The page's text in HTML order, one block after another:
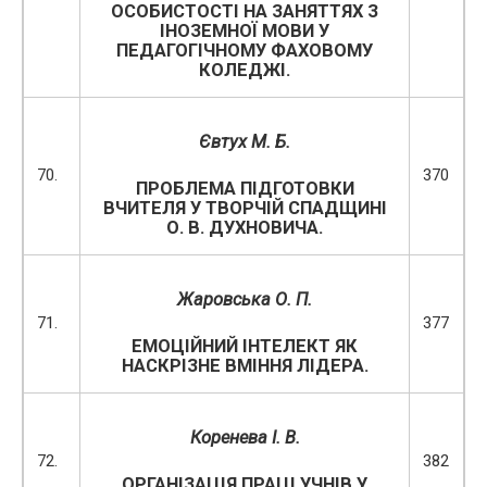
ОСОБИСТОСТІ НА ЗАНЯТТЯХ З
ІНОЗЕМНОЇ МОВИ У
ПЕДАГОГІЧНОМУ ФАХОВОМУ
КОЛЕДЖІ.
70.
Євтух М. Б.
ПРОБЛЕМА ПІДГОТОВКИ
ВЧИТЕЛЯ У ТВОРЧІЙ СПАДЩИНІ
О. В. ДУХНОВИЧА.
370
71.
Жаровська О. П.
ЕМОЦІЙНИЙ ІНТЕЛЕКТ ЯК
НАСКРІЗНЕ ВМІННЯ ЛІДЕРА.
377
72.
Коренева І. В.
382